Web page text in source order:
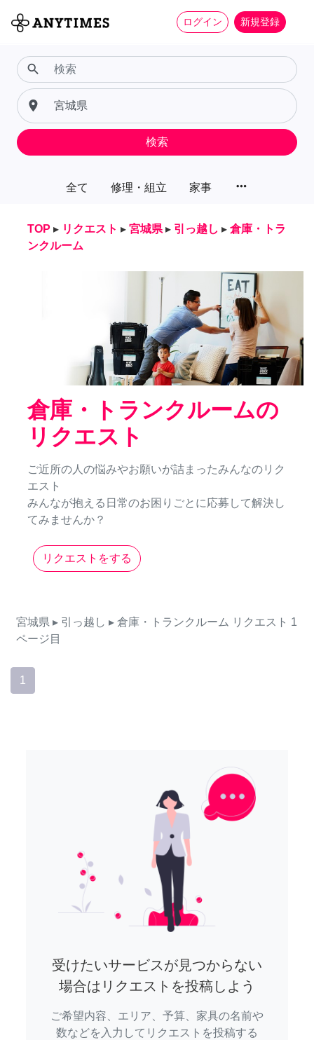
ログイン 新規登録
全て 修理・組立 家事 more_horiz
search
place
検索
TOP ▸ リクエスト ▸ 宮城県 ▸ 引っ越し ▸ 倉庫・トラ
ンクルーム
倉庫・トランクルームの
リクエスト
ご近所の人の悩みやお願いが詰まったみんなのリク
エスト
みんなが抱える日常のお困りごとに応募して解決し
てみませんか？
リクエストをする
宮城県 ▸ 引っ越し ▸ 倉庫・トランクルーム リクエスト 1
ページ目
1
受けたいサービスが見つからない
場合はリクエストを投稿しよう
ご希望内容、エリア、予算、家具の名前や
数などを入力してリクエストを投稿する